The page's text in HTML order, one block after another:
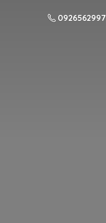
0926562997